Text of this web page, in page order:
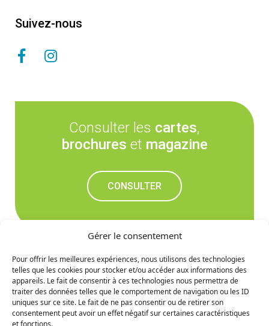
Gérer le consentement
Pour offrir les meilleures expériences, nous utilisons des technologies
telles que les cookies pour stocker et/ou accéder aux informations des
appareils. Le fait de consentir à ces technologies nous permettra de
traiter des données telles que le comportement de navigation ou les ID
uniques sur ce site. Le fait de ne pas consentir ou de retirer son
consentement peut avoir un effet négatif sur certaines caractéristiques
et fonctions.
Suivez-nous
Consulter les cartes,
brochures et magazine
CONSULTER
Ne manquez rien des
prochaines nouvelles